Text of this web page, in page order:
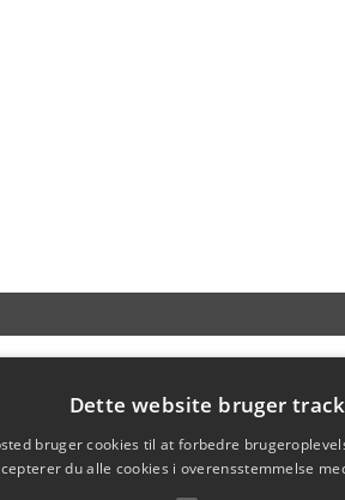
Dette website bruger
bruger cookies til at forbedre
du alle cookies i overensstemmelse